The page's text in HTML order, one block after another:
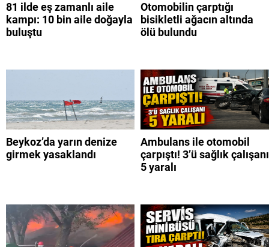
81 ilde eş zamanlı aile
kampı: 10 bin aile doğayla
buluştu
Otomobilin çarptığı
bisikletli ağacın altında
ölü bulundu
Beykoz’da yarın denize
girmek yasaklandı
Ambulans ile otomobil
çarpıştı! 3’ü sağlık çalışanı
5 yaralı